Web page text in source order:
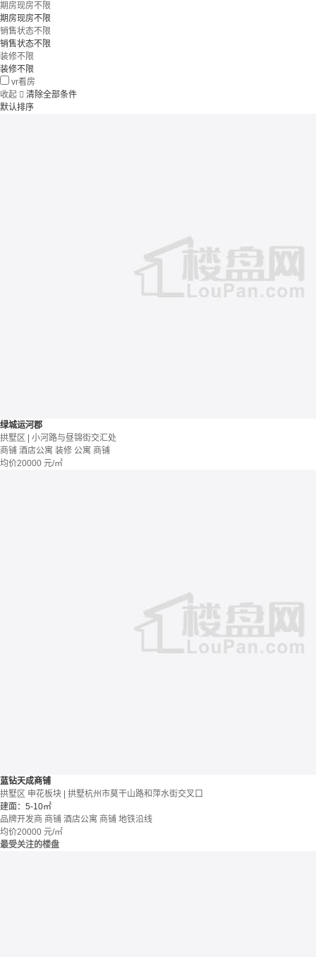
期房现房不限
期房现房不限
销售状态不限
销售状态不限
装修不限
装修不限
vr看房
收起  清除全部条件
默认排序
绿城运河郡
拱墅区 | 小河路与昼锦街交汇处
商铺 酒店公寓 装修 公寓 商铺
均价20000 元/㎡
蓝钻天成商铺
拱墅区 申花板块 | 拱墅杭州市莫干山路和萍水街交叉口
建面：5-10㎡
品牌开发商 商铺 酒店公寓 商铺 地铁沿线
均价20000 元/㎡
最受关注的楼盘